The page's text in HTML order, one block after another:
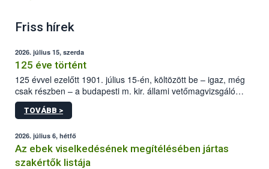
Friss hírek
2026. július 15, szerda
125 éve történt
125 évvel ezelőtt 1901. július 15-én, költözött be – igaz, még
csak részben – a budapesti m. kir. állami vetőmagvizsgáló
állomás a Kis Rókus utca 15. szám alatti, Czigler Győző által
tervezett új épületébe.
TOVÁBB >
2026. július 6, hétfő
Az ebek viselkedésének megítélésében jártas
szakértők listája